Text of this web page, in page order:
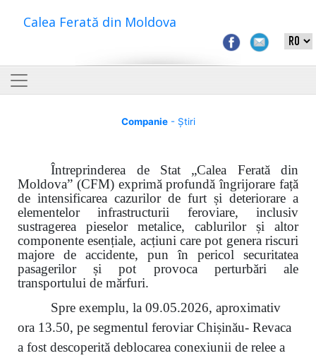
Calea Ferată din Moldova
Companie- Știri
Întreprinderea de Stat „Calea Ferată din
Moldova” (CFM) exprimă profundă îngrijorare față
de intensificarea cazurilor de furt și deteriorare a
elementelor infrastructurii feroviare, inclusiv
sustragerea pieselor metalice, cablurilor și altor
componente esențiale, acțiuni care pot genera riscuri
majore de accidente, pun în pericol securitatea
pasagerilor și pot provoca perturbări ale
transportului de mărfuri.
Spre exemplu, la 09.05.2026, aproximativ
ora 13.50, pe segmentul feroviar Chișinău- Revaca
a fost descoperită deblocarea conexiunii de relee a